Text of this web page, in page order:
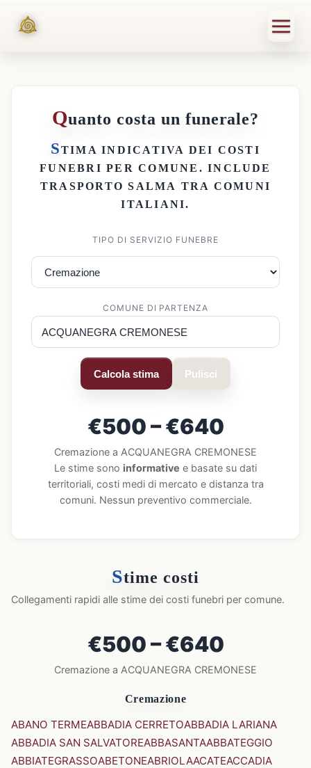
Quanto costa un funerale?
STIMA INDICATIVA DEI COSTI
FUNEBRI PER COMUNE . INCLUDE
TRASPORTO SALMA TRA COMUNI
ITALIANI.
TIPO DI SERVIZIO FUNEBRE
COMUNE DI PARTENZA
Calcola stima Pulisci
€500 – €640
Cremazione a ACQUANEGRA CREMONESE
Le stime sono informative e basate su dati
territoriali, costi medi di mercato e distanza tra
comuni. Nessun preventivo commerciale.
Stime costi
Collegamenti rapidi alle stime dei costi funebri per comune.
€500 – €640
Cremazione a ACQUANEGRA CREMONESE
Cremazione
ABANO TERMEABBADIA CERRETOABBADIA LARIANA
ABBADIA SAN SALVATOREABBASANTAABBATEGGIO
ABBIATEGRASSOABETONEABRIOLAACATEACCADIA